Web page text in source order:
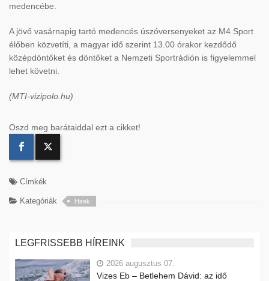
medencébe.
A jövő vasárnapig tartó medencés úszóversenyeket az M4 Sport
élőben közvetíti, a magyar idő szerint 13.00 órakor kezdődő
középdöntőket és döntőket a Nemzeti Sportrádión is figyelemmel
lehet követni.
(MTI-vizipolo.hu)
Oszd meg barátaiddal ezt a cikket!
Címkék
Kategóriák Hirek
LEGFRISSEBB HÍREINK
2026 augusztus 07.
Vizes Eb – Betlehem Dávid: az idő